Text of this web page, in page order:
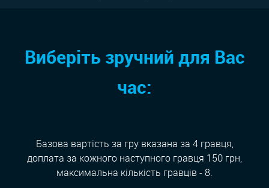
Виберіть зручний для Вас
час:
Базова вартість за гру вказана за 4 гравця,
доплата за кожного наступного гравця 150 грн,
максимальна кількість гравців - 8.